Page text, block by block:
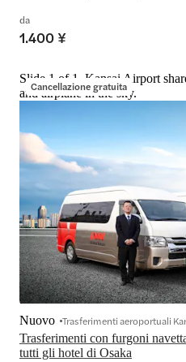
da
1.400 ¥
Cancellazione gratuita
Slide 1 of 1, Kansai Airport
and airplane in the sky.
Trasferimenti con furgoni
tutti gli hotel di Osaka
Nuovo Trasferimenti aeroportuali